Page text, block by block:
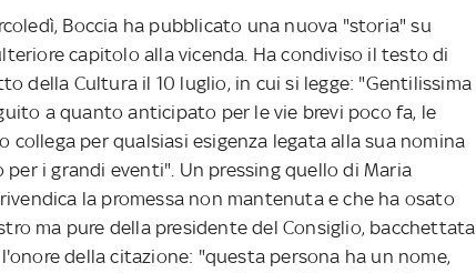
Boccia ha pubblicato una nuova "storia" su
capitolo alla vicenda. Ha condiviso il testo di
della Cultura il 10 luglio, in cui si legge: "Gentilissima
a quanto anticipato per le vie brevi poco fa, le
collega per qualsiasi esigenza legata alla sua nomina
i grandi eventi". Un pressing quello di Maria
la promessa non mantenuta e che ha osato
ma pure della presidente del Consiglio, bacchettata
della citazione: "questa persona ha un nome,